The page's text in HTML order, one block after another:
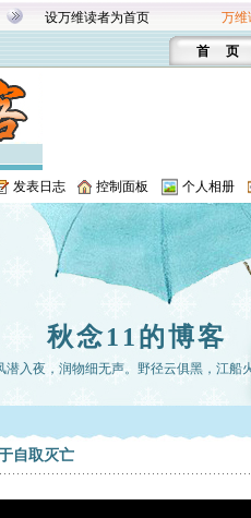
设万维读者为首页 万维
首 页
发表日志 控制面板 个人相册
秋念11的博客
入夜，润物细无声。野径云俱黑，江船
自取灭亡